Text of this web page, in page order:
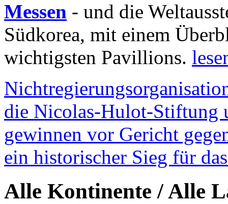
Messen - und die
Südkorea, mit einem
wichtigsten Pavillions.
die Nicolas-Hulot-Stiftung
gewinnen vor Gericht
ein historischer Sieg für
Alle Kontinente / Alle